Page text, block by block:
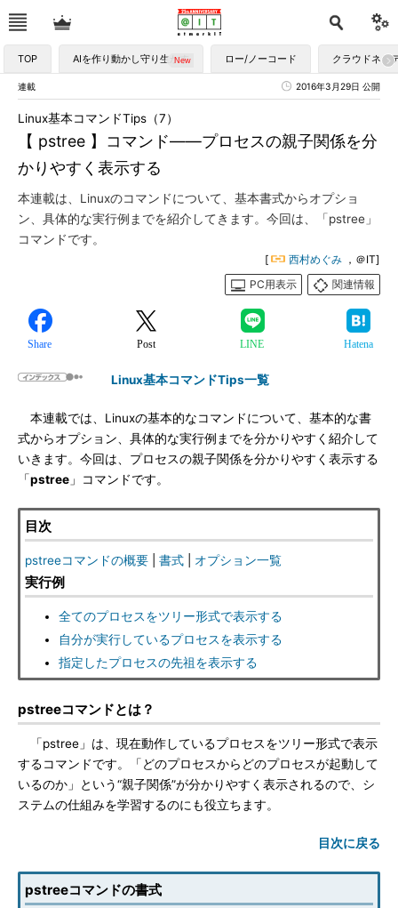
TOP AIを作り動かし守り生かす ロー/ノーコード クラウドネイ
連載 2016年3月29日 公開
【 pstree 】コマンド――プロセスの親子関係を分
かりやすく表示する
Linux基本コマンドTips（7）
本連載は、Linuxのコマンドについて、基本書式からオプショ
ン、具体的な実行例までを紹介してきます。今回は、「pstree」
コマンドです。
[ 西村めぐみ ，＠IT]
PC用表示
関連情報
Share Post LINE Hatena
Linux基本コマンドTips一覧
本連載では、Linuxの基本的なコマンドについて、基本的な書
式からオプション、具体的な実行例までを分かりやすく紹介して
いきます。今回は、プロセスの親子関係を分かりやすく表示する
「pstree 」コマンドです。
目次
pstreeコマンドの概要 書式 オプション一覧
実行例
全てのプロセスをツリー形式で表示する
自分が実行しているプロセスを表示する
指定したプロセスの先祖を表示する
pstreeコマンドとは？
「pstree」は、現在動作しているプロセスをツリー形式で表示
するコマンドです。「どのプロセスからどのプロセスが起動して
いるのか」という“親子関係”が分かりやすく表示されるので、シ
ステムの仕組みを学習するのにも役立ちます。
目次に戻る
pstreeコマンドの書式